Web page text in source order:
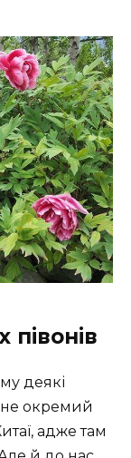
деякі
не окремий
адже там